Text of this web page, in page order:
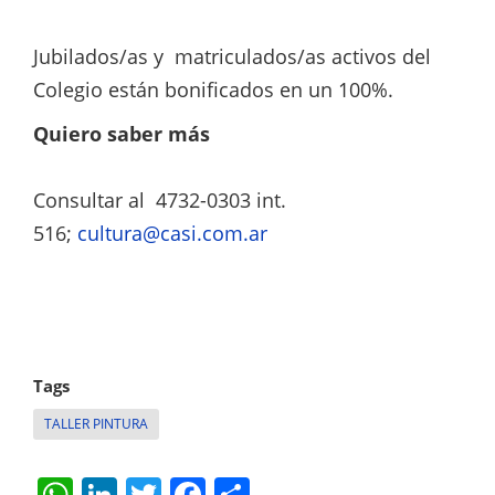
Jubilados/as y matriculados/as activos del
Colegio están bonificados en un 100%.
Quiero saber más
Consultar al 4732-0303 int.
516; cultura@casi.com.ar
Tags
TALLER PINTURA